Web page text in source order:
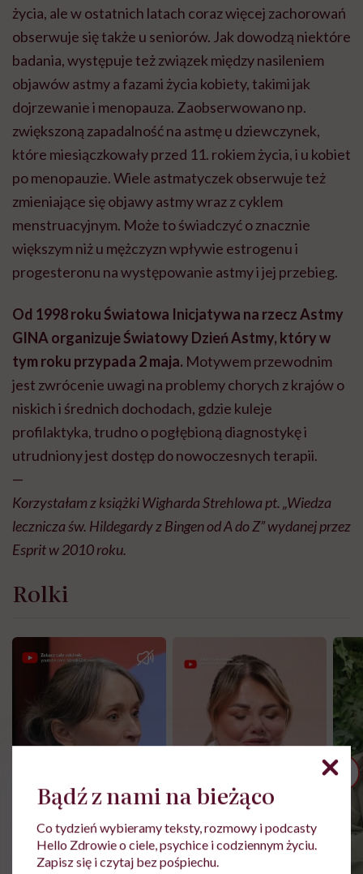
życia, ale w ostatnich latach coraz więcej zachorowań
obserwuje się także u seniorów. Jak dowodzą niektóre
badania, występuje też związek między nasileniem
objawów astmy a fazami życia kobiety, takimi jak
dojrzewanie i menopauza. Zaobserwowano np.
zwiększoną zapadalność na astmę u dziewczynek,
które miesiączkowały przed 11. rokiem życia, i u kobiet
po menopauzie. Wiele astmatyczek obserwuje też
zmieniające się objawy astmy wraz z cyklem
menstruacyjnym. Może to świadczyć o znacznie
większym niż u mężczyzn wpływie estrogenu i
progesteronu na występowanie astmy i jej przebieg.
Od 1998 roku Światowa Inicjatywa na rzecz Astmy
GINA organizuje Światowy Dzień Astmy, który w
tym roku przypada 2 maja. Motywem przewodnim
jest zwrócenie uwagi na problemy chorych z krajów o
niskich i średnich dochodach, gdzie kuleje
profilaktyka, trudno o pogłębioną diagnostykę i
utrudniony jest dostęp do nowoczesnych terapii.
—
Korzystałam z książkiWighardaStrehlowa pt. „Wiedza
lecznicza św. Hildegardy zBingenod A do Z” wydanej przez
Esprit w 2010 roku.
Rolki
Bądź z nami na bieżąco
Co tydzień wybieramy teksty, rozmowy i podcasty
Hello Zdrowie o ciele, psychice i codziennym życiu.
Zapisz się i czytaj bez pośpiechu.